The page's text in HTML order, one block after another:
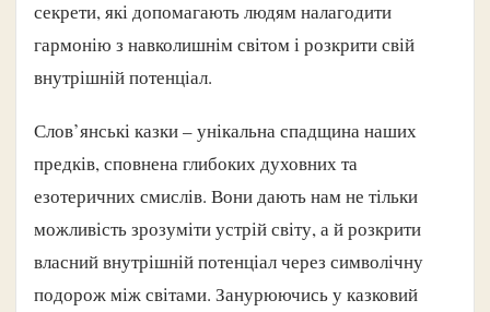
секрети, які допомагають людям налагодити
гармонію з навколишнім світом і розкрити свій
внутрішній потенціал.
Слов’янські казки – унікальна спадщина наших
предків, сповнена глибоких духовних та
езотеричних смислів. Вони дають нам не тільки
можливість зрозуміти устрій світу, а й розкрити
власний внутрішній потенціал через символічну
подорож між світами. Занурюючись у казковий